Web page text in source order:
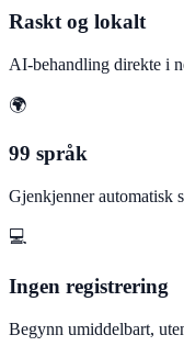
Raskt og lokalt
AI-behandling direkte i
🌍
99 språk
Gjenkjenner automatisk
💻
Ingen registrering
Begynn umiddelbart,